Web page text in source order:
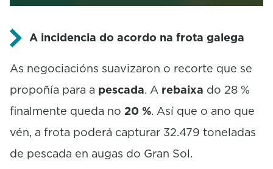
e
c
n
s
f
1
s
A incidencia do acordo na frota galega
As negociacións suavizaron o recorte que se
propoñía para a pescada. A rebaixa do 28 %
finalmente queda no 20 %. Así que o ano que
vén, a frota poderá capturar 32.479 toneladas
de pescada en augas do Gran Sol.